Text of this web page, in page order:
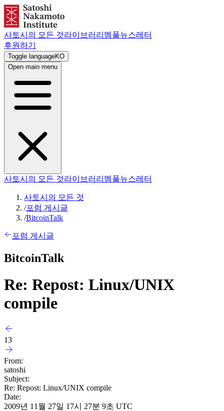
사토시의 모든 것라이브러리 멤풀뉴스레터
후원하기
Toggle languageKO
Open main menu
사토시의 모든 것라이브러리 멤풀뉴스레터
사토시의 모든 것
/포럼 게시글
/BitcoinTalk
포럼 게시글
BitcoinTalk
Re: Repost: Linux/UNIX
compile
13
From:
satoshi
Subject:
Re: Repost: Linux/UNIX compile
Date:
2009년 11월 27일 17시 27분 9초 UTC